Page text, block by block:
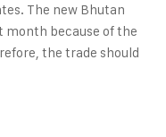
The new Bhutan
month because of the
the trade should